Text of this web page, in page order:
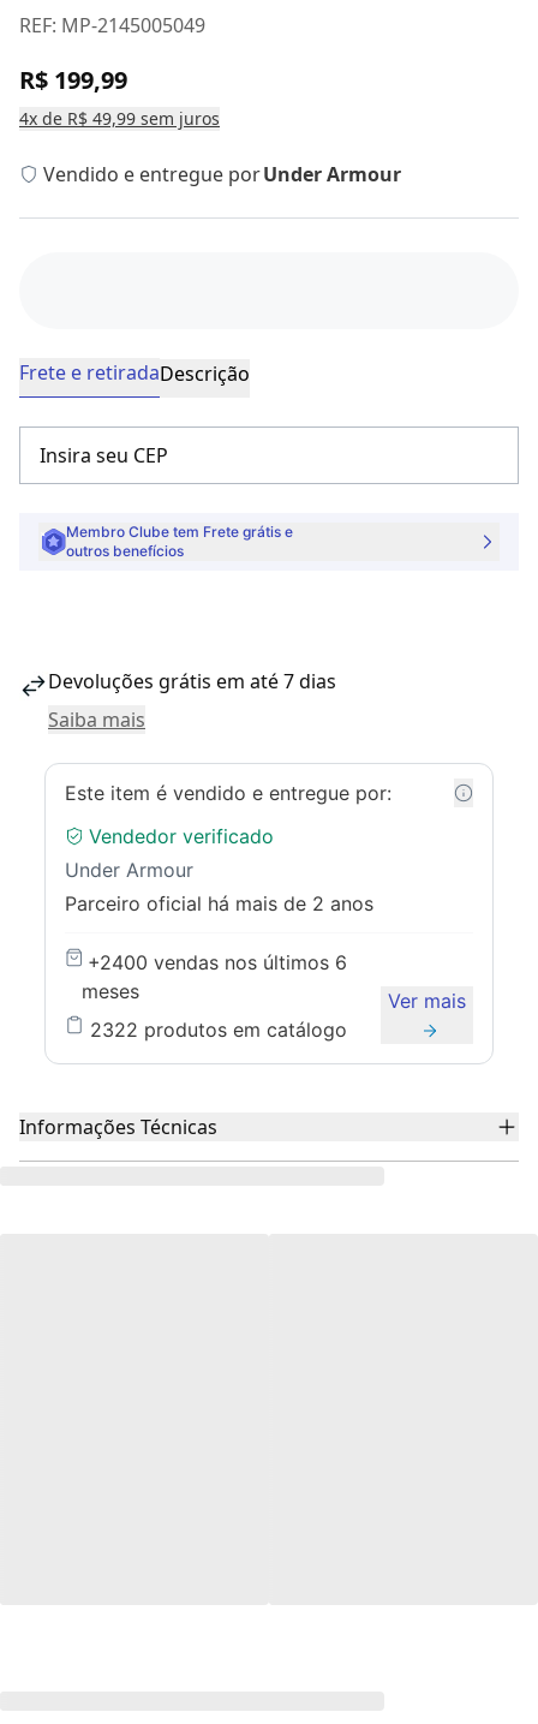
REF: MP-2145005049
R$ 199,99
4x de R$ 49,99 sem juros
Vendido e entregue porUnder Armour
Frete e retiradaDescrição
Membro Clube tem Frete grátis e
outros benefícios
Devoluções grátis em até 7 dias
Saiba mais
Este item é vendido e entregue por:
Vendedor verificado
Under Armour
Parceiro oficial há mais de 2 anos
+2400 vendas nos últimos 6
meses
2322 produtos em catálogo
Ver mais
Informações Técnicas